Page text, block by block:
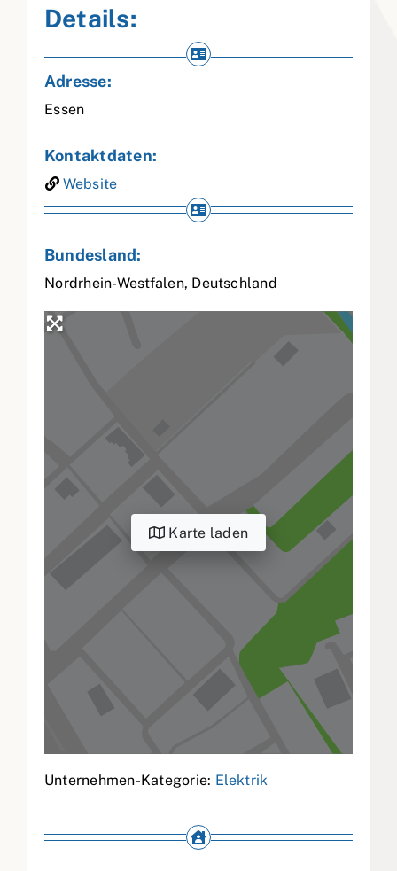
Details:
Adresse:
Essen
Kontaktdaten:
Website
Bundesland:
Nordrhein-Westfalen, Deutschland
Karte laden
Unternehmen-Kategorie: Elektrik